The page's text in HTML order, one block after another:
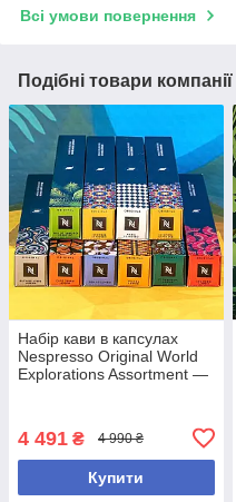
Всі умови повернення
Подібні товари компанії
Набір кави в капсулах
Nespresso Original World
Explorations Assortment —
4 491 ₴ 4 990 ₴
Купити